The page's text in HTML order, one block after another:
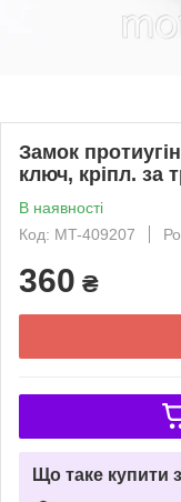
Замок
ключ, кріпл. за
В наявності
Код: MT-409207
360 ₴
Що таке купити